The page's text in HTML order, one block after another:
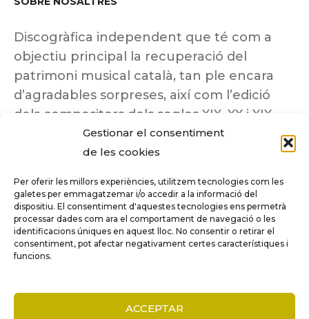
Gestionar el consentiment
de les cookies
Per oferir les millors experiències, utilitzem tecnologies com les
galetes per emmagatzemar i/o accedir a la informació del
dispositiu. El consentiment d'aquestes tecnologies ens permetrà
processar dades com ara el comportament de navegació o les
identificacions úniques en aquest lloc. No consentir o retirar el
consentiment, pot afectar negativament certes característiques i
funcions.
ACCEPTAR
Discogràfica independent que té com a
objectiu principal la recuperació del
patrimoni musical català, tan ple encara
d’agradables sorpreses, així com l’edició
dels compositors dels segles XIX, XX i XIX
insuficientment coneguts.
Tots els drets reservats a ©Columna
Música.
COMPARE (0)